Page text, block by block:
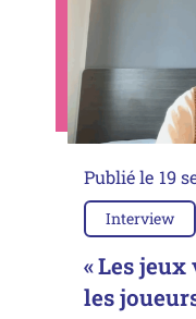
Publié le 19
Interview
« Les
les